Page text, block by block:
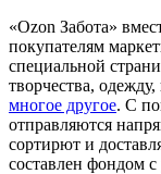
«Ozon Забота»
покупателям
специальной
творчества,
многое другое. С
отправляются
сортирют и
составлен фондом с